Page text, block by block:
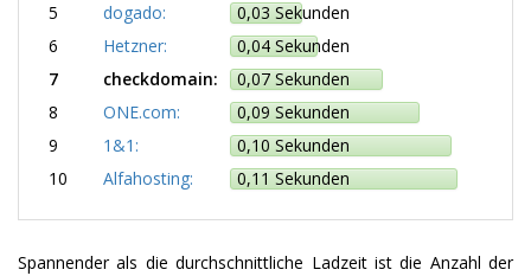
5
dogado:
0,03 Sekunden
6
Hetzner:
0,04 Sekunden
7
checkdomain:
0,07 Sekunden
8
ONE.com:
0,09 Sekunden
9
1&1:
0,10 Sekunden
10
Alfahosting: 0,11 Sekunden
Spannender als die durchschnittliche Ladzeit ist die Anzahl der